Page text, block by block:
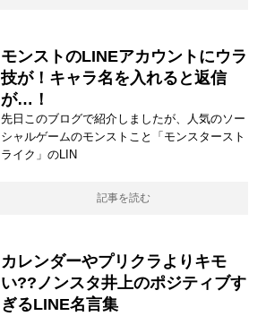
モンストのLINEアカウントにウラ
技が！キャラ名を入れると返信
が…！
先日このブログで紹介しましたが、人気のソー
シャルゲームのモンストこと「モンスタースト
ライク」のLIN
記事を読む
カレンダーやプリクラよりキモ
い??ノンスタ井上のポジティブす
ぎるLINE名言集